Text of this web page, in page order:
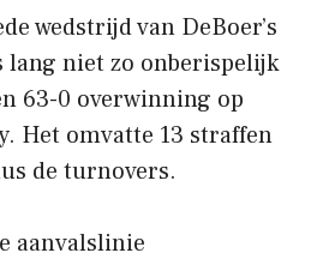
wedstrijd van DeBoer’s
lang niet zo onberispelijk
63-0 overwinning op
Het omvatte 13 straffen
de turnovers.
aanvalslinie